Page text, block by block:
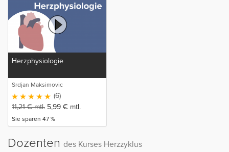
Herzphysiologie
Srdjan Maksimovic
(6)
11,21€mtl. 5,99 € mtl.
Sie sparen 47 %
Dozenten des Kurses Herzzyklus